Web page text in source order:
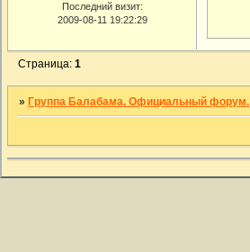
Последний визит:
2009-08-11 19:22:29
Страница:1
» Группа Балабама. Официальный форум.